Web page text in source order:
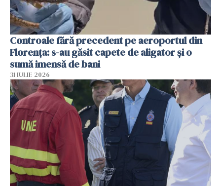
Controale fără precedent pe aeroportul din
Florența: s-au găsit capete de aligator și o
sumă imensă de bani
31 IULIE 2026